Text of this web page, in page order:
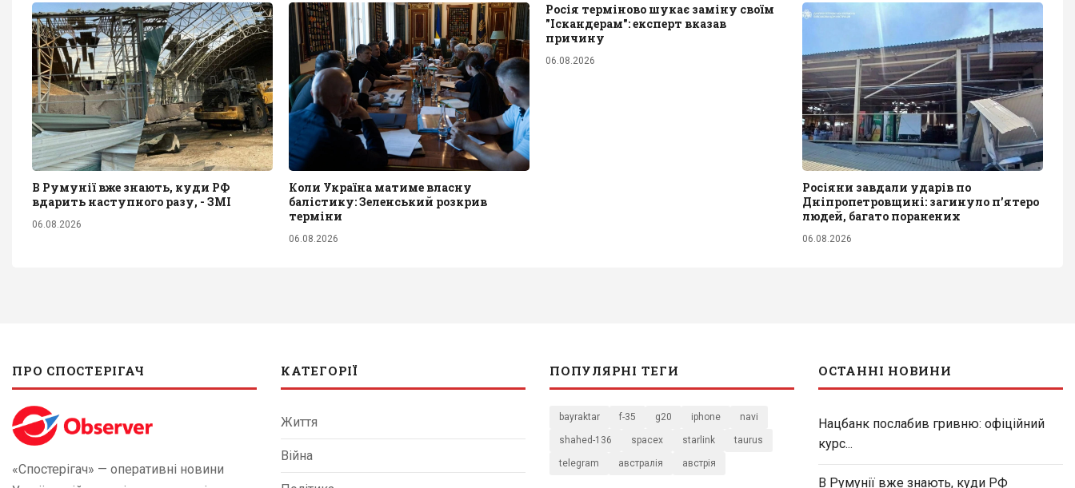
В Румунії вже знають, куди РФ
вдарить наступного разу, - ЗМІ
06.08.2026
Коли Україна матиме власну
балістику: Зеленський розкрив
терміни
06.08.2026
Росія терміново шукає заміну своїм
"Іскандерам": експерт вказав
причину
06.08.2026
Росіяни завдали ударів по
Дніпропетровщині: загинуло пʼятеро
людей, багато поранених
06.08.2026
ПРО СПОСТЕРІГАЧ
«Спостерігач» — оперативні новини
КАТЕГОРІЇ
Життя
Війна
ПОПУЛЯРНІ ТЕГИ
bayraktar f-35 g20 iphone navi
shahed-136 spacex starlink taurus
telegram австралія австрія
ОСТАННІ НОВИНИ
Нацбанк послабив гривню: офіційний
курс...
В Румунії вже знають, куди РФ